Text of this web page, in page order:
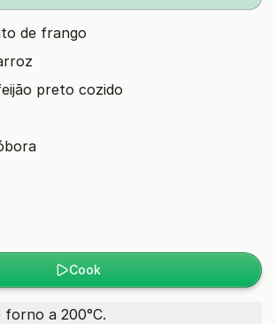
de frango
preto cozido
Cook
forno a 200°C.